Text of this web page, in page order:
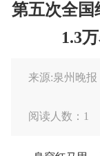
第五次全国
1.3
来源:泉州晚报
阅读人数： 1